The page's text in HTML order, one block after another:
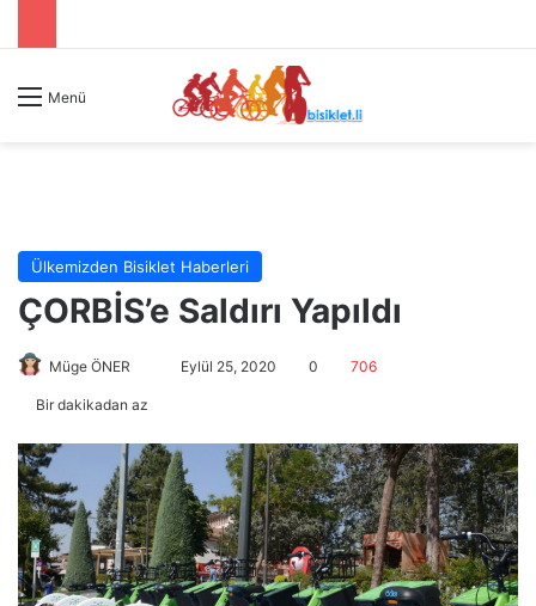
Menü
Ülkemizden Bisiklet Haberleri
ÇORBİS’e Saldırı Yapıldı
Müge ÖNER
e
-
p
o
s
t
Eylül 25, 2020 0 706
Bir dakikadan az